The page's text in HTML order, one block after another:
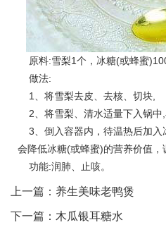
原料:雪梨1个，冰糖(或蜂蜜
做法:
1、将雪梨去皮、去核、切块,
2、将雪梨、清水适量下入锅中,
3、倒入容器内，待温热后加入
会降低冰糖(或蜂蜜)的营养价值，
功能:润肺、止咳。
上一篇： 养生美味老鸭煲
下一篇： 木瓜银耳糖水